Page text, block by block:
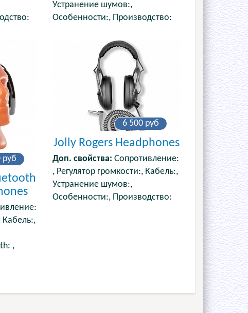
Устранение шумов:,
Особенности:, Производство:
руб
Кабель:,
,
6 500 руб
Jolly Rogers Headphones
Доп. свойства: Сопротивление:
, Регулятор громкости:, Кабель:,
Устранение шумов:,
Особенности:, Производство: